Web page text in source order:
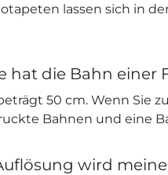
lassen sich in
hat die Bahn einer
50 cm. Wenn Sie
Bahnen und eine
wird